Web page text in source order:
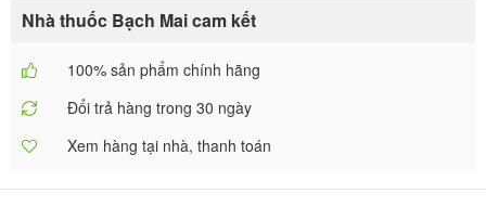
Nhà thuốc Bạch Mai cam kết
100% sản phẩm chính hãng
Đổi trả hàng trong 30 ngày
Xem hàng tại nhà, thanh toán